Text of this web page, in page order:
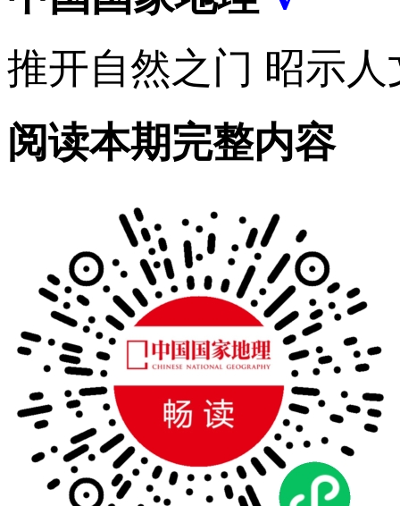
推开自然之门 昭示人
阅读本期完整内容